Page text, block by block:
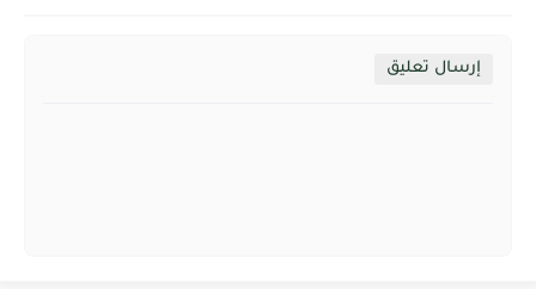
إرسال تعليق